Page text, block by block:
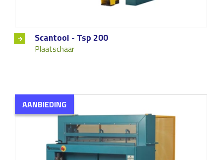
Scantool - Tsp 200
Plaatschaar
AANBIEDING